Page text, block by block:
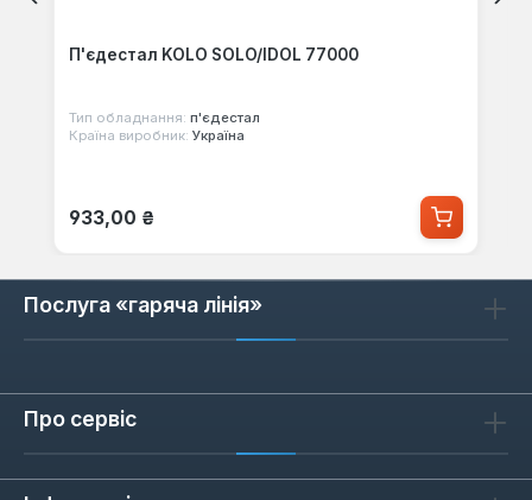
П'єдестал KOLO SOLO/IDOL 77000
Тип обладнання: п'єдестал
Країна виробник: Україна
Звичайна ціна:
933,00 ₴
Послуга «гаряча лінія»
Про сервіс